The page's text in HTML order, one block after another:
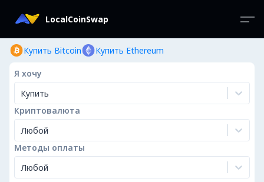
LocalCoinSwap
Купить Bitcoin Купить Ethereum
Я хочу
Купить
Криптовалюта
Любой
Методы оплаты
Любой